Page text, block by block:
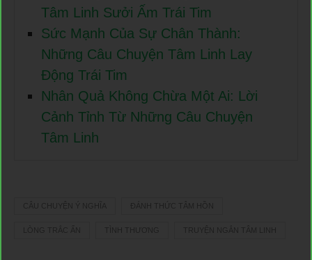
Tâm Linh Sưởi Ấm Trái Tim
Sức Mạnh Của Sự Chân Thành:
Những Câu Chuyện Tâm Linh Lay
Động Trái Tim
Nhân Quả Không Chừa Một Ai: Lời
Cảnh Tỉnh Từ Những Câu Chuyện
Tâm Linh
CÂU CHUYỆN Ý NGHĨA ĐÁNH THỨC TÂM HỒN
LÒNG TRẮC ẨN TÌNH THƯƠNG TRUYỆN NGẮN TÂM LINH